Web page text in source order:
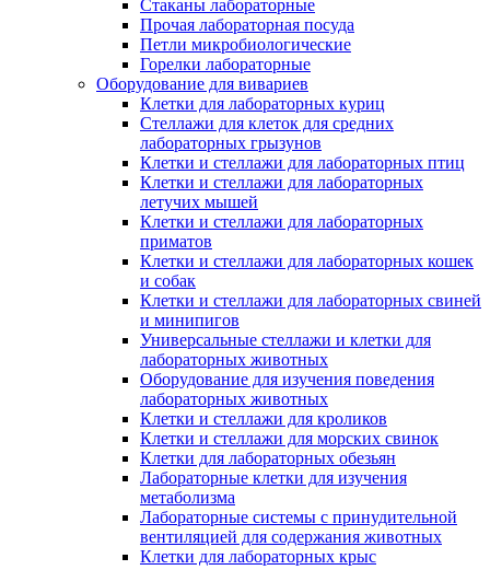
Стаканы лабораторные
Прочая лабораторная посуда
Петли микробиологические
Горелки лабораторные
Оборудование для вивариев
Клетки для лабораторных куриц
Стеллажи для клеток для средних
лабораторных грызунов
Клетки и стеллажи для лабораторных птиц
Клетки и стеллажи для лабораторных
летучих мышей
Клетки и стеллажи для лабораторных
приматов
Клетки и стеллажи для лабораторных кошек
и собак
Клетки и стеллажи для лабораторных свиней
и минипигов
Универсальные стеллажи и клетки для
лабораторных животных
Оборудование для изучения поведения
лабораторных животных
Клетки и стеллажи для кроликов
Клетки и стеллажи для морских свинок
Клетки для лабораторных обезьян
Лабораторные клетки для изучения
метаболизма
Лабораторные системы с принудительной
вентиляцией для содержания животных
Клетки для лабораторных крыс